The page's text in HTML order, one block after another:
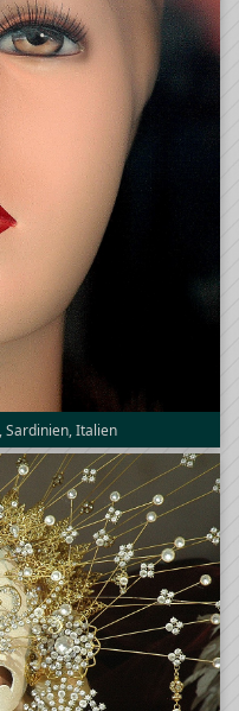
Sardinien, Italien